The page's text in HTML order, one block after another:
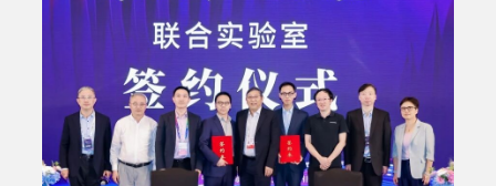
慧体育技术创新中心，与上海科技大学信息学院马月
昕教授课题组合作开发了基于激光雷达的实时运动捕
捉与分析系统。该系统通过高频激光扫描人体，实时
获取厘米级精度的三维空间数据，彻底突破了传统二
维影像的局限，为运动训练提供了精准的“微观视
角”，目前已在跳水、游泳、田径、体操、羽毛球等近
十支中国国家队中得到应用。这一成功实践不仅验证